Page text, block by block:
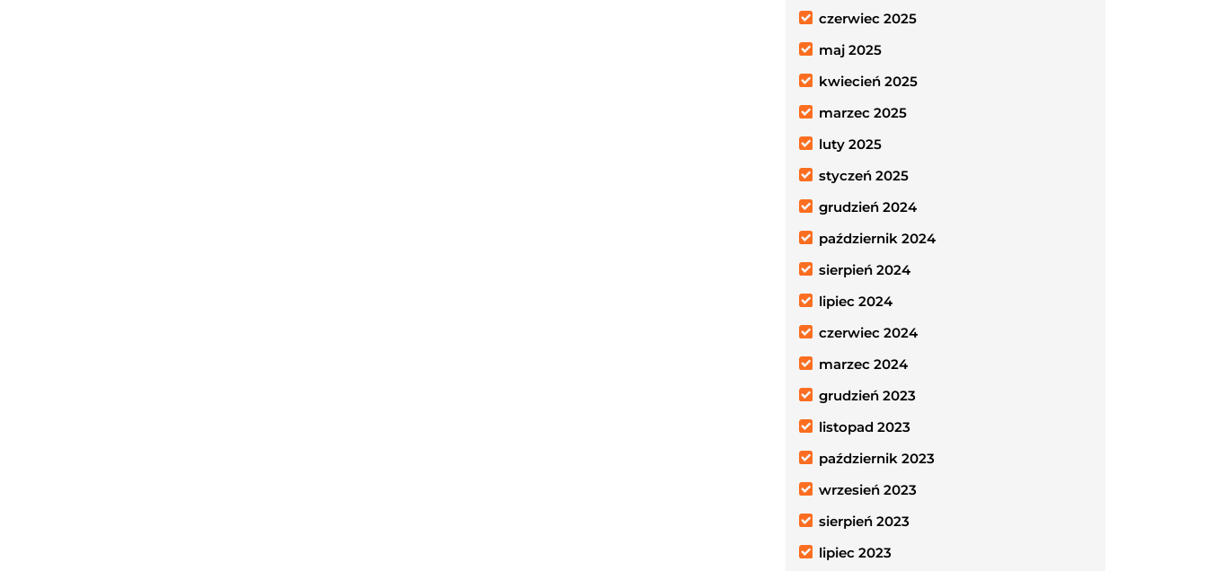
czerwiec 2025
maj 2025
kwiecień 2025
marzec 2025
luty 2025
styczeń 2025
grudzień 2024
październik 2024
sierpień 2024
lipiec 2024
czerwiec 2024
marzec 2024
grudzień 2023
listopad 2023
październik 2023
wrzesień 2023
sierpień 2023
lipiec 2023